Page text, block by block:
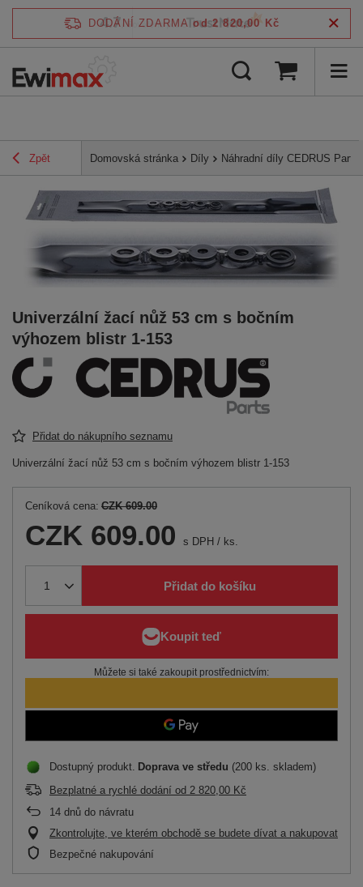
DODÁNÍ ZDARMA od 2 820,00 Kč
Zpět Domovská stránka Díly Náhradní díly CEDRUS Parts
Univerzální žací nůž 53 cm s bočním
výhozem blistr 1-153
Přidat do nákupního seznamu
Univerzální žací nůž 53 cm s bočním výhozem blistr 1-153
Ceníková cena: CZK 609.00
CZK 609.00 s DPH / ks.
Přidat do košíku
Můžete si také zakoupit prostřednictvím:
Dostupný produkt Doprava ve středu (200 ks. skladem)
Bezplatné a rychlé dodání od 2 820,00 Kč
14 dnů do návratu
Zkontrolujte, ve kterém obchodě se budete dívat a nakupovat
Bezpečné nakupování
4.7 /5 ověřeno podle